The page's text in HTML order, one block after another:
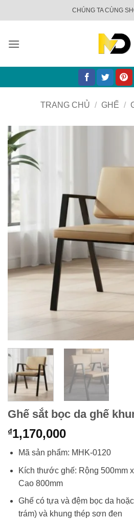
qua
dung
CHÚNG TA CÙNG
TRANG CHỦ / GHẾ /
Ghế sắt bọc da ghế
₫1,170,000
Mã sản phẩm: MHK-0120
Kích thước ghế: Rộng 500mm
Cao 800mm
Ghế có tựa và đệm bọc da
trám) và khung thép sơn đen